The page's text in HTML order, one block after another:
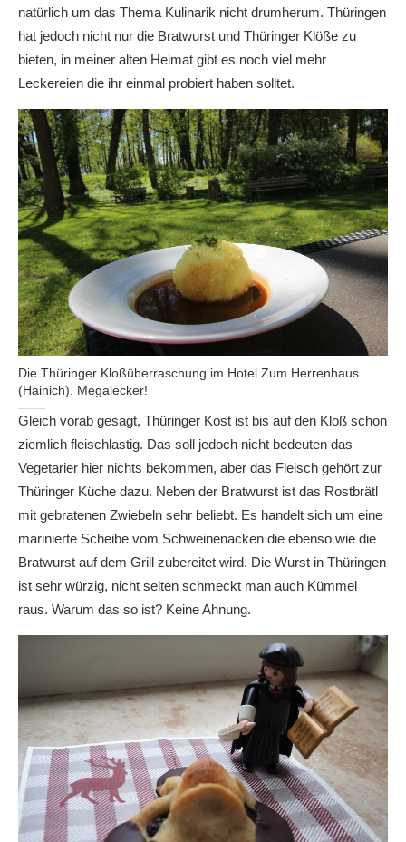
natürlich um das Thema Kulinarik nicht drumherum. Thüringen
hat jedoch nicht nur die Bratwurst und Thüringer Klöße zu
bieten, in meiner alten Heimat gibt es noch viel mehr
Leckereien die ihr einmal probiert haben solltet.
Die Thüringer Kloßüberraschung im Hotel Zum Herrenhaus
(Hainich). Megalecker!
Gleich vorab gesagt, Thüringer Kost ist bis auf den Kloß schon
ziemlich fleischlastig. Das soll jedoch nicht bedeuten das
Vegetarier hier nichts bekommen, aber das Fleisch gehört zur
Thüringer Küche dazu. Neben der Bratwurst ist das Rostbrätl
mit gebratenen Zwiebeln sehr beliebt. Es handelt sich um eine
marinierte Scheibe vom Schweinenacken die ebenso wie die
Bratwurst auf dem Grill zubereitet wird. Die Wurst in Thüringen
ist sehr würzig, nicht selten schmeckt man auch Kümmel
raus. Warum das so ist? Keine Ahnung.